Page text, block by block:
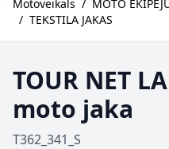
Motoveikals / MOTO
/ TEKSTILA JAKAS
TOUR NET
moto jaka
T362_341_S